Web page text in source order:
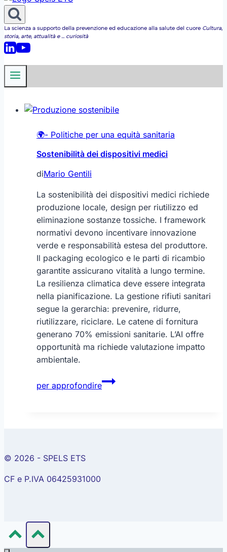
La scienza a supporto della prevenzione ed educazione alla salute del cuore Cultura,
storia, arte, attualità e ... curiosità
🌍- Politiche per una equità sanitaria
Sostenibilità dei dispositivi medici
diMario Gentili
La sostenibilità dei dispositivi medici richiede
produzione locale, design per riutilizzo ed
eliminazione sostanze tossiche. I framework
normativi devono incentivare innovazione
verde e responsabilità estesa del produttore.
Il packaging ecologico e le parti di ricambio
garantite assicurano vitalità a lungo termine.
La resilienza climatica deve essere integrata
nella pianificazione. La gestione rifiuti sanitari
segue la gerarchia: prevenire, ridurre,
riutilizzare, riciclare. Le catene di fornitura
generano 70% emissioni sanitarie. L’AI offre
opportunità ma richiede valutazione impatto
ambientale.
per approfondire
Sostenibilità
dei
© 2026 - SPELS ETS
CF e P.IVA 06425931000